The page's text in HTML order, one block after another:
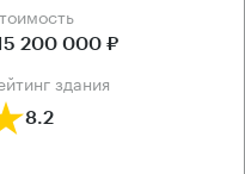
Cтоимость
200 000 ₽
здания
8.2